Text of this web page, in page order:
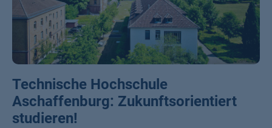
Technische Hochschule
Aschaffenburg: Zukunftsorientiert
studieren!